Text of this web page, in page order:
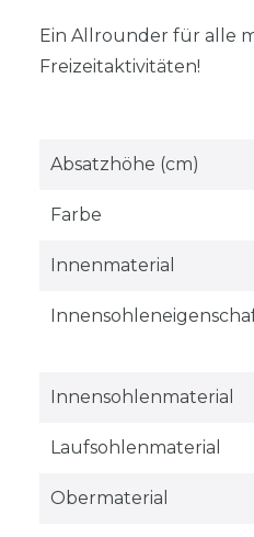
Ein Allrounder für alle
Freizeitaktivitäten!
Absatzhöhe (cm)
Farbe
Innenmaterial
Innensohlenmaterial
Laufsohlenmaterial
Obermaterial